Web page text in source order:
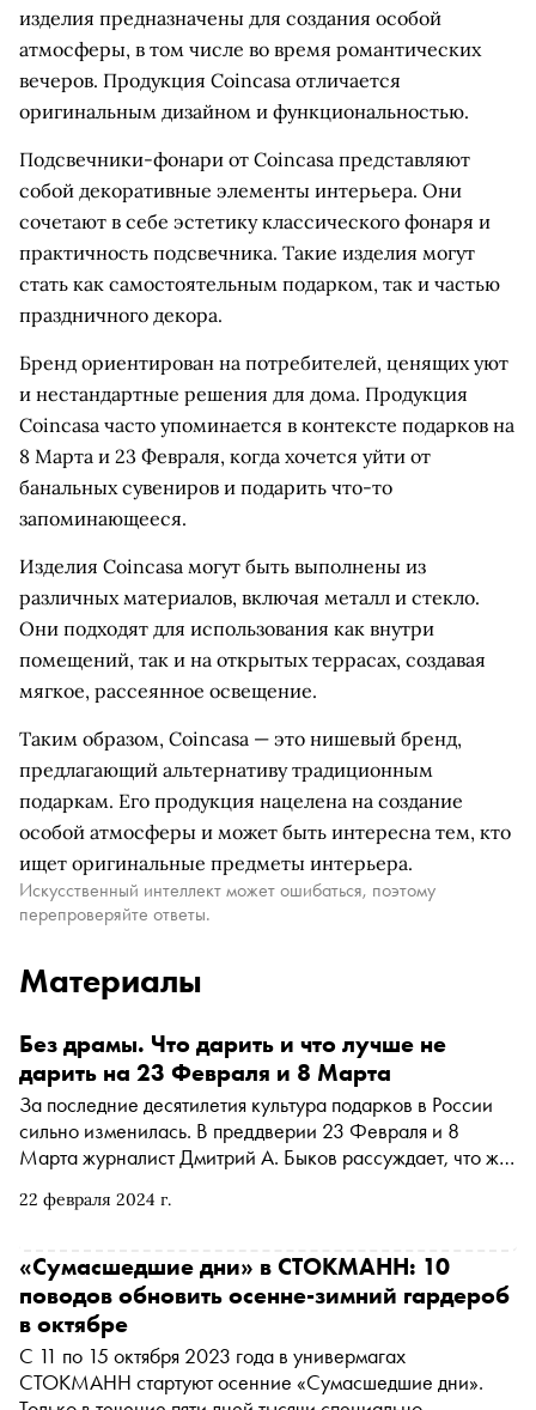
изделия предназначены для создания особой
атмосферы, в том числе во время романтических
вечеров. Продукция Coincasa отличается
оригинальным дизайном и функциональностью.
Подсвечники-фонари от Coincasa представляют
собой декоративные элементы интерьера. Они
сочетают в себе эстетику классического фонаря и
практичность подсвечника. Такие изделия могут
стать как самостоятельным подарком, так и частью
праздничного декора.
Бренд ориентирован на потребителей, ценящих уют
и нестандартные решения для дома. Продукция
Coincasa часто упоминается в контексте подарков на
8 Марта и 23 Февраля, когда хочется уйти от
банальных сувениров и подарить что-то
запоминающееся.
Изделия Coincasa могут быть выполнены из
различных материалов, включая металл и стекло.
Они подходят для использования как внутри
помещений, так и на открытых террасах, создавая
мягкое, рассеянное освещение.
Таким образом, Coincasa — это нишевый бренд,
предлагающий альтернативу традиционным
подаркам. Его продукция нацелена на создание
особой атмосферы и может быть интересна тем, кто
ищет оригинальные предметы интерьера.
Искусственный интеллект может ошибаться, поэтому
перепроверяйте ответы.
Материалы
22 февраля 2024 г.
Без драмы. Что дарить и что лучше не
дарить на 23 Февраля и 8 Марта
За последние десятилетия культура подарков в России
сильно изменилась. В преддверии 23 Февраля и 8
Марта журналист Дмитрий А. Быков рассуждает, что же
мужчины и женщины
«Сумасшедшие дни» в СТОКМАНН: 10
поводов обновить осенне-зимний гардероб
в октябре
С 11 по 15 октября 2023 года в универмагах
СТОКМАНН стартуют осенние «Сумасшедшие дни».